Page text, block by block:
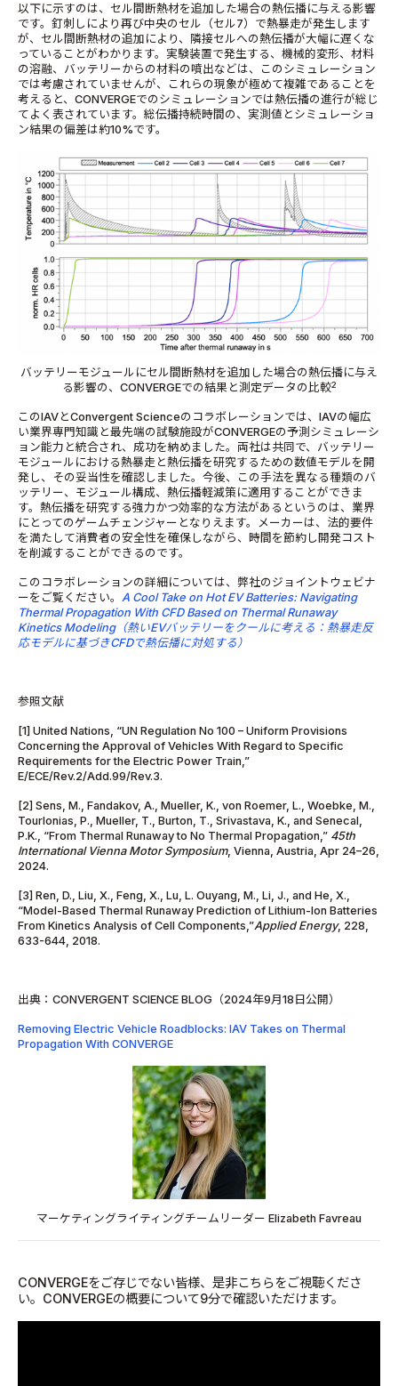
以下に示すのは、セル間断熱材を追加した場合の熱伝播に与える影響
です。釘刺しにより再び中央のセル（セル7）で熱暴走が発生します
が、セル間断熱材の追加により、隣接セルへの熱伝播が大幅に遅くな
っていることがわかります。実験装置で発生する、機械的変形、材料
の溶融、バッテリーからの材料の噴出などは、このシミュレーション
では考慮されていませんが、これらの現象が極めて複雑であることを
考えると、CONVERGEでのシミュレーションでは熱伝播の進行が総じ
てよく表されています。総伝播持続時間の、実測値とシミュレーショ
ン結果の偏差は約10%です。
バッテリーモジュールにセル間断熱材を追加した場合の熱伝播に与え
る影響の、CONVERGEでの結果と測定データの比較2
このIAVとConvergent Scienceのコラボレーションでは、IAVの幅広
い業界専門知識と最先端の試験施設がCONVERGEの予測シミュレーシ
ョン能力と統合され、成功を納めました。両社は共同で、バッテリー
モジュールにおける熱暴走と熱伝播を研究するための数値モデルを開
発し、その妥当性を確認しました。今後、この手法を異なる種類のバ
ッテリー、モジュール構成、熱伝播軽減策に適用することができま
す。熱伝播を研究する強力かつ効率的な方法があるというのは、業界
にとってのゲームチェンジャーとなりえます。メーカーは、法的要件
を満たして消費者の安全性を確保しながら、時間を節約し開発コスト
を削減することができるのです。
このコラボレーションの詳細については、弊社のジョイントウェビナ
ーをご覧ください。 A Cool Take on Hot EV Batteries: Navigating
Thermal Propagation With CFD Based on Thermal Runaway
Kinetics Modeling（熱いEVバッテリーをクールに考える：熱暴走反
応モデルに基づきCFDで熱伝播に対処 する）
参照文献
[1] United Nations, “UN Regulation No 100 – Uniform Provisions
Concerning the Approval of Vehicles With Regard to Specific
Requirements for the Electric Power Train,”
E/ECE/Rev.2/Add.99/Rev.3.
[2] Sens, M., Fandakov, A., Mueller, K., von Roemer, L., Woebke, M.,
Tourlonias, P., Mueller, T., Burton, T., Srivastava, K., and Senecal,
P.K., “From Thermal Runaway to No Thermal Propagation,” 45th
International Vienna Motor Symposium, Vienna, Austria, Apr 24–26,
2024.
[3] Ren, D., Liu, X., Feng, X., Lu, L. Ouyang, M., Li, J., and He, X.,
“Model-Based Thermal Runaway Prediction of Lithium-Ion Batteries
From Kinetics Analysis of Cell Components,”Applied Energy, 228,
633-644, 2018.
出典：CONVERGENT SCIENCE BLOG（2024年9月18日公開）
Removing Electric Vehicle Roadblocks: IAV Takes on Thermal
Propagation With CONVERGE
マーケティングライティングチームリーダー Elizabeth Favreau
CONVERGEをご存じでない皆様、是非こちらをご視聴くださ
い。CONVERGEの概要について9分で確認いただけます。